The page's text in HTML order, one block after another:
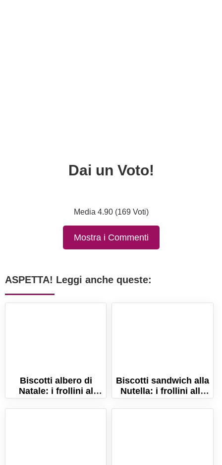
Dai un Voto!
Media 4.90 (169 Voti)
Mostra i Commenti
ASPETTA! Leggi anche queste:
Biscotti albero di
Natale: i frollini al
burro delle feste!
Biscotti sandwich alla
Nutella: i frollini alle
nocciole e cacao!